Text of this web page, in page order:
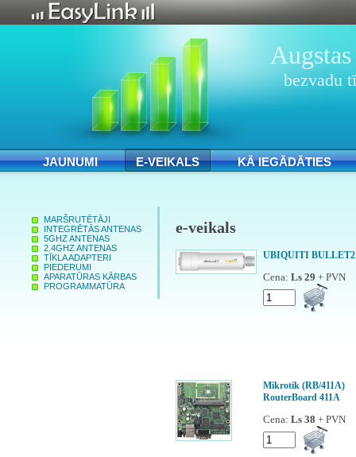
bezvadu
JAUNUMI E-VEIKALS KĀ IEGĀDĀTIES
MARŠRUTĒTĀJI
INTEGRĒTĀS ANTENAS
5GHZ ANTENAS
2.4GHZ ANTENAS
TĪKLA ADAPTERI
PIEDERUMI
APARATŪRAS KĀRBAS
PROGRAMMATŪRA
e-veikals
UBIQUITI BULLET2
Cena: Ls 29 + PVN
Mikrotik (RB/411A)
RouterBoard 411A
Cena: Ls 38 + PVN